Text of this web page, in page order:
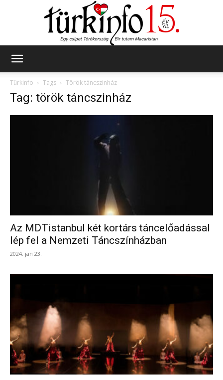
Türkinfo
Tags Török táncszinház
Tag: török táncszinház
Az MDTistanbul két kortárs táncelőadással
lép fel a Nemzeti Táncszínházban
2024. jan 23.